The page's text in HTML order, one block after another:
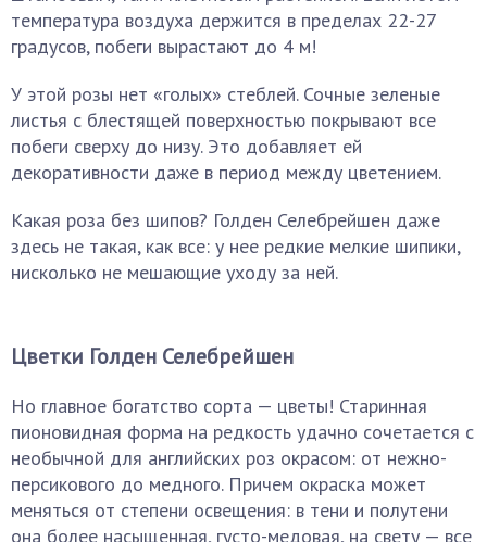
температура воздуха держится в пределах 22-27
градусов, побеги вырастают до 4 м!
У этой розы нет «голых» стеблей. Сочные зеленые
листья с блестящей поверхностью покрывают все
побеги сверху до низу. Это добавляет ей
декоративности даже в период между цветением.
Какая роза без шипов? Голден Селебрейшен даже
здесь не такая, как все: у нее редкие мелкие шипики,
нисколько не мешающие уходу за ней.
Цветки Голден Селебрейшен
Но главное богатство сорта — цветы! Старинная
пионовидная форма на редкость удачно сочетается с
необычной для английских роз окрасом: от нежно-
персикового до медного. Причем окраска может
меняться от степени освещения: в тени и полутени
она более насыщенная, густо-медовая, на свету — все